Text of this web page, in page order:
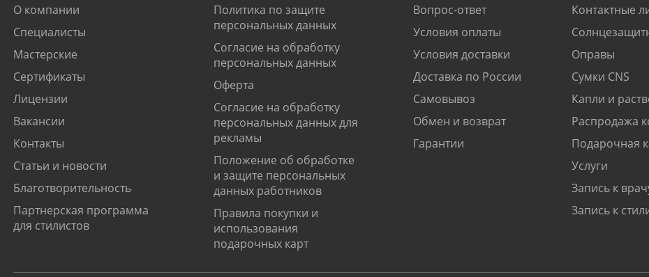
О компании
Специалисты
Мастерские
Сертификаты
Лицензии
Вакансии
Контакты
Статьи и новости
Благотворительность
Партнерская программа
для стилистов
Политика по защите
персональных данных
Согласие на обработку
персональных данных
Оферта
Согласие на обработку
персональных данных для
рекламы
Положение об обработке
и защите персональных
данных работников
Правила покупки и
использования
подарочных карт
Вопрос-ответ
Условия оплаты
Условия доставки
Доставка по России
Самовывоз
Обмен и возврат
Гарантии
Контактные
Оправы
Сумки CNS
Капли и
Распродажа
Подарочная
Услуги
Запись к
Запись к